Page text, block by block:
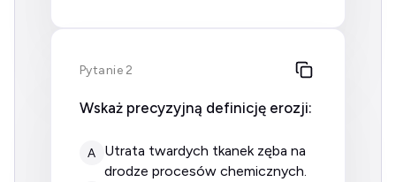
Pytanie 2
Wskaż precyzyjną definicję erozji:
A
utrata twardych tkanek zęba na
drodze procesów chemicznych.